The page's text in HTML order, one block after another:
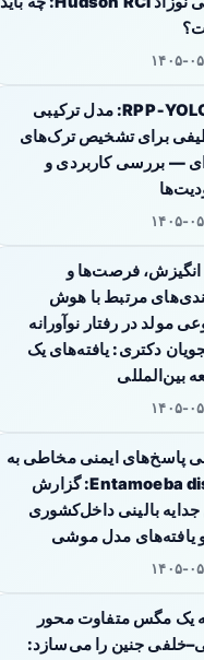
۰۵-۱۶
RPP‑YOLOv۱۱: مدل ترکیبی
برای تشخیص ترک‌های
— بررسی کاربردی و
۰۵-۱۶
فرصت‌ها و
مرتبط با هوش
مولد در رفتار نوآورانه
دکتری: یافته‌های یک
بین‌المللی
۰۵-۱۶
پاسخ‌های ایمنی مخاطی به
Entamoeba dispar: گزارش
جدایه بالینی داخل‌کشوری
یافته‌های مدل موشی
۰۵-۱۶
یک مگس متفاوت محور
جنین را می‌سازد: